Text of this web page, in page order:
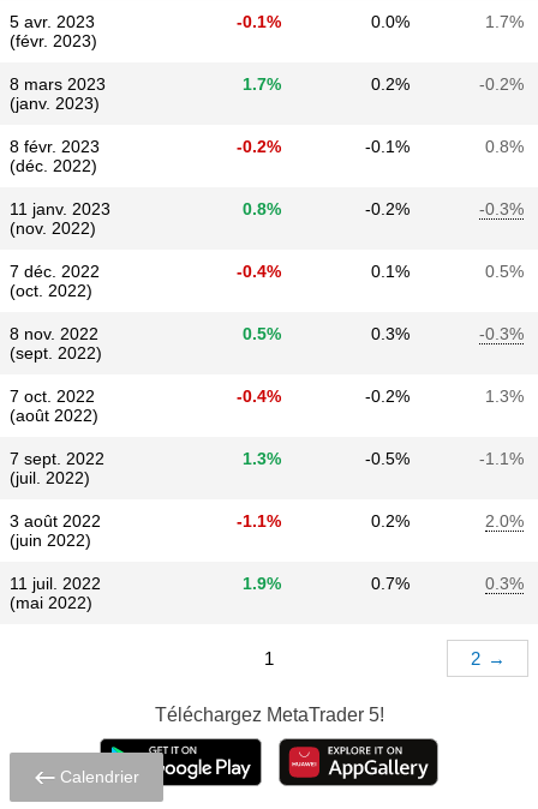
5 avr. 2023
(févr. 2023)
-0.1% 0.0% 1.7%
8 mars 2023
(janv. 2023)
1.7% 0.2% -0.2%
8 févr. 2023
(déc. 2022)
-0.2% -0.1% 0.8%
11 janv. 2023
(nov. 2022)
0.8% -0.2% -0.3%
7 déc. 2022
(oct. 2022)
-0.4% 0.1% 0.5%
8 nov. 2022
(sept. 2022)
0.5% 0.3% -0.3%
7 oct. 2022
(août 2022)
-0.4% -0.2% 1.3%
7 sept. 2022
(juil. 2022)
1.3% -0.5% -1.1%
3 août 2022
(juin 2022)
-1.1% 0.2% 2.0%
11 juil. 2022
(mai 2022)
1.9% 0.7% 0.3%
1 2 →
Calendrier
Téléchargez MetaTrader 5!